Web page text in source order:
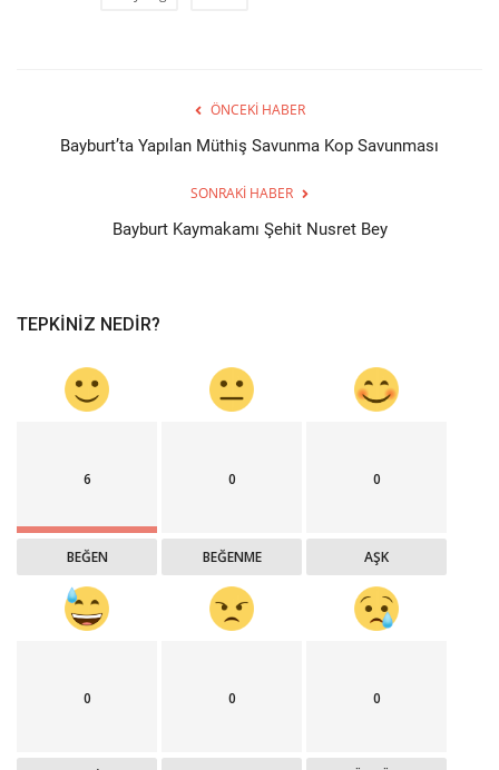
ÖNCEKI HABER
Bayburt’ta Yapılan Müthiş Savunma Kop Savunması
SONRAKI HABER
Bayburt Kaymakamı Şehit Nusret Bey
TEPKINIZ NEDIR?
6
BEĞEN
0
BEĞENME
0
AŞK
0 0 0